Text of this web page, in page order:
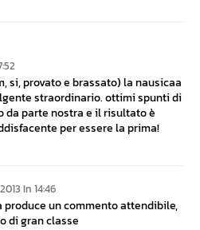
si, provato e brassato) la nausicaa
straordinario. ottimi spunti di
da parte nostra e il risultato è
per essere la prima!
In 14:46
produce un commento attendibile,
di gran classe